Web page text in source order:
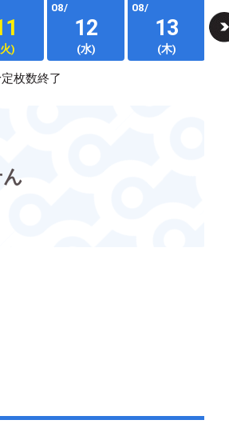
)
08/
12
(水)
08/
13
(木)
枚数終了